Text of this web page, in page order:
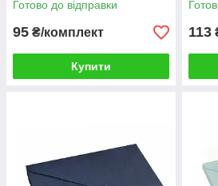
Готово до відправки
95 ₴/комплект
Купити
113